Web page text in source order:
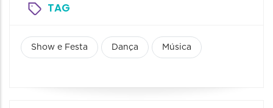
TAG
Show e Festa Dança Música